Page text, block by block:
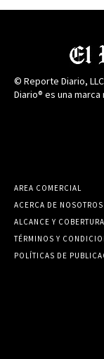
© Reporte Diario,
Diario® es una marca
AREA COMERCIAL
ACERCA DE NOSOTROS
ALCANCE Y COBERTURA
TÉRMINOS Y
POLÍTICAS DE